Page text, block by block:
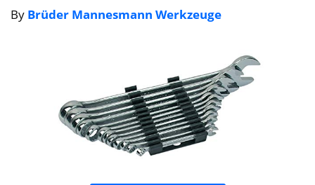
By Brüder Mannesmann Werkzeuge